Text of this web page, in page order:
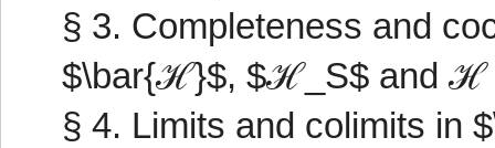
§ 3. Completeness and
$\bar{ℋ}$, $ℋ_S$ and ℋ
§ 4. Limits and colimits in